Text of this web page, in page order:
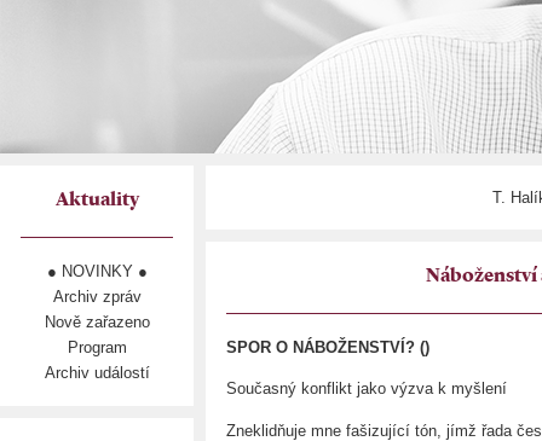
Aktuality
● NOVINKY ●
Archiv zpráv
Nově zařazeno
Program
Archiv událostí
T.
Náboženství
SPOR O NÁBOŽENSTVÍ? ()
Současný konflikt jako výzva k myšlení
Zneklidňuje mne fašizující tón, jímž řada